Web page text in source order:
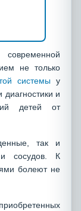
не только
системыу
и
детей от
так и
и сосудов. К
болеют не